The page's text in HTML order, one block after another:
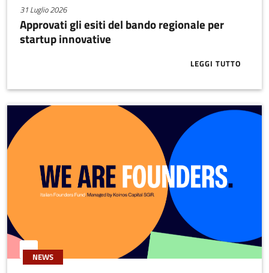
31 Luglio 2026
Approvati gli esiti del bando regionale per
startup innovative
LEGGI TUTTO
ABOUT
NEWS